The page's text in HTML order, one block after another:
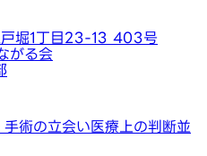
堀1丁目23-13 403号
がる会
手術の立会い医療上の判断並